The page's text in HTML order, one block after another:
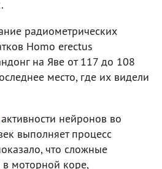
радиометрических
Homo erectus
на Яве от 117 до 108
место, где их видели
активности нейронов во
выполняет процесс
что сложные
в моторной коре,